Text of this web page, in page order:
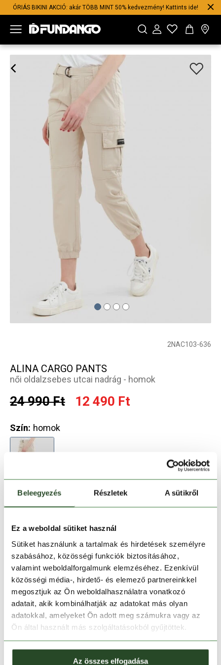
Beleegyezés Részletek A sütikről
Ez a weboldal sütiket használ
Sütiket használunk a tartalmak és hirdetések személyre
szabásához, közösségi funkciók biztosításához,
valamint weboldalforgalmunk elemzéséhez. Ezenkívül
közösségi média-, hirdető- és elemező partnereinkkel
megosztjuk az Ön weboldalhasználatra vonatkozó
adatait, akik kombinálhatják az adatokat más olyan
adatokkal, amelyeket Ön adott meg számukra vagy az
Ön által használt más szolgáltatásokból gyűjtöttek.
Az összes elfogadása
ÓRIÁS BIKINI AKCIÓ: akár TÖBB MINT 50% kedvezmény! Kattints ide!
2NAC103-636
ALINA CARGO PANTS
női oldalzsebes utcai nadrág - homok
24 990 Ft 12 490 Ft
Szín: homok
28 29 30
Kosárba teszem
Melyik üzletben elérhető|Foglalás
30 napos visszaküldés
1-2 munkanapos szállítás